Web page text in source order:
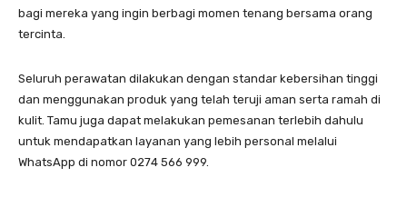
bagi mereka yang ingin berbagi momen tenang bersama orang
tercinta.
Seluruh perawatan dilakukan dengan standar kebersihan tinggi
dan menggunakan produk yang telah teruji aman serta ramah di
kulit. Tamu juga dapat melakukan pemesanan terlebih dahulu
untuk mendapatkan layanan yang lebih personal melalui
WhatsApp di nomor 0274 566 999.